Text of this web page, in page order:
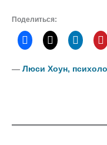
Поделиться:
― Люси Хоун,